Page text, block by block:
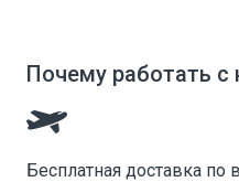
Почему работать с
Бесплатная доставка по